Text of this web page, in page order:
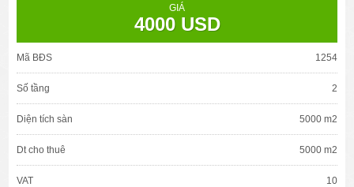
GIÁ
4000 USD
Mã BĐS 1254
Số tầng 2
Diện tích sàn 5000 m2
Dt cho thuê 5000 m2
VAT 10